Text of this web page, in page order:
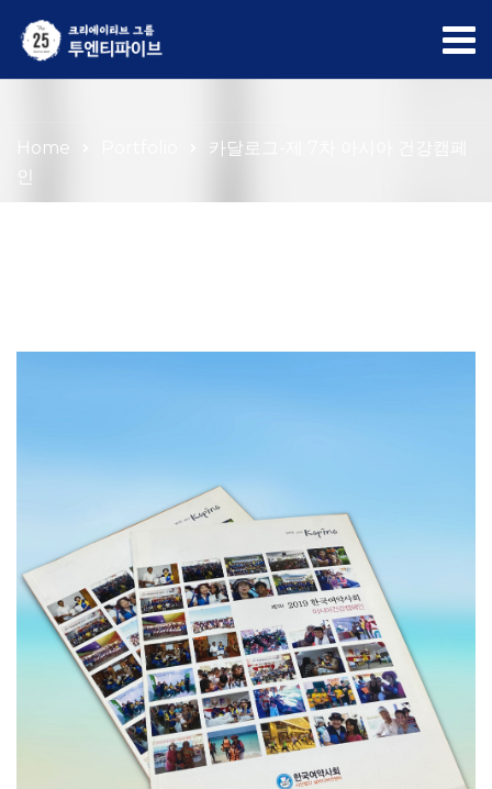
Portfolio
Home
카달로그-제 7차 아시아 건강캠페
인